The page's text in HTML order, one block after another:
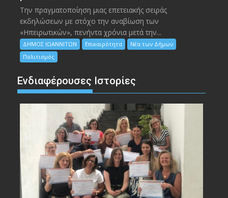
Την πραγματοποίηση μιας επετειακής σειράς
εκδηλώσεων με στόχο την αναβίωση των
«Ηπειρωτικών», πενήντα χρόνια μετά την...
ΔΗΜΟΣ ΙΩΑΝΝΙΤΩΝ Επικαιρότητα
Νέα των Δήμων
Πολιτισμός
Ενδιαφέρουσες Ιστορίες